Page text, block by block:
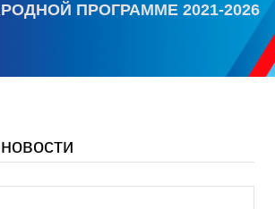
ПРОГРАММЕ 2021-2026